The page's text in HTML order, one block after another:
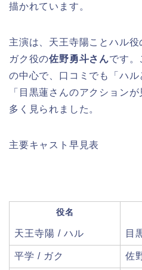
描かれています。
主演は、天王寺陽ことハル役
ガク役の佐野勇斗さんです。
の中心で、口コミでも「ハル
「目黒蓮さんのアクション
多く見られました。
主要キャスト早見表
役名
天王寺陽 / ハル 目
平学 / ガク 佐